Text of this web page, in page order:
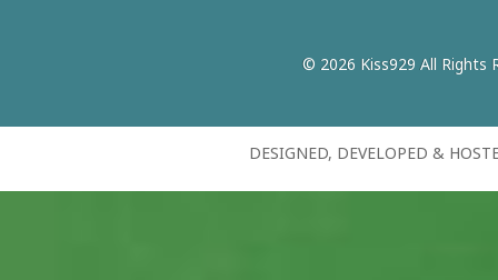
© 2026 Kiss929 All Rights
DESIGNED, DEVELOPED &